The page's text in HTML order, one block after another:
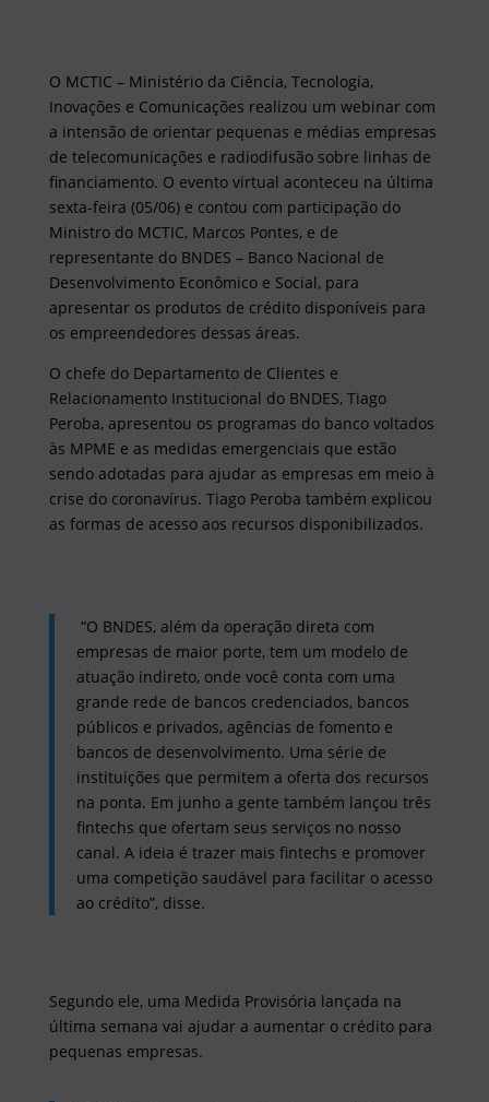
O MCTIC – Ministério da Ciência, Tecnologia,
Inovações e Comunicações realizou um webinar com
a intensão de orientar pequenas e médias empresas
de telecomunicações e radiodifusão sobre linhas de
financiamento. O evento virtual aconteceu na última
sexta-feira (05/06) e contou com participação do
Ministro do MCTIC, Marcos Pontes, e de
representante do BNDES – Banco Nacional de
Desenvolvimento Econômico e Social, para
apresentar os produtos de crédito disponíveis para
os empreendedores dessas áreas.
O chefe do Departamento de Clientes e
Relacionamento Institucional do BNDES, Tiago
Peroba, apresentou os programas do banco voltados
às MPME e as medidas emergenciais que estão
sendo adotadas para ajudar as empresas em meio à
crise do coronavírus. Tiago Peroba também explicou
as formas de acesso aos recursos disponibilizados.
“O BNDES, além da operação direta com
empresas de maior porte, tem um modelo de
atuação indireto, onde você conta com uma
grande rede de bancos credenciados, bancos
públicos e privados, agências de fomento e
bancos de desenvolvimento. Uma série de
instituições que permitem a oferta dos recursos
na ponta. Em junho a gente também lançou três
fintechs que ofertam seus serviços no nosso
canal. A ideia é trazer mais fintechs e promover
uma competição saudável para facilitar o acesso
ao crédito”, disse.
Segundo ele, uma Medida Provisória lançada na
última semana vai ajudar a aumentar o crédito para
pequenas empresas.